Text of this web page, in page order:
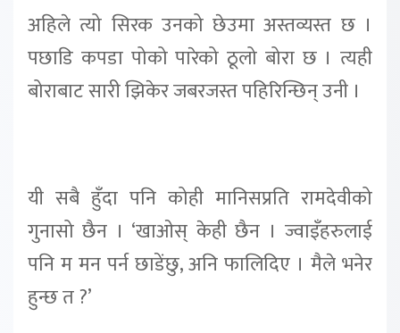
अहिले त्यो सिरक उनको छेउमा अस्तव्यस्त छ ।
पछाडि कपडा पोको पारेको ठूलो बोरा छ । त्यही
बोराबाट सारी झिकेर जबरजस्त पहिरिन्छिन् उनी ।
यी सबै हुँदा पनि कोही मानिसप्रति रामदेवीको
गुनासो छैन । ‘खाओस् केही छैन । ज्वाइँहरुलाई
पनि म मन पर्न छाडेंछु, अनि फालिदिए । मैले भनेर
हुन्छ त ?’